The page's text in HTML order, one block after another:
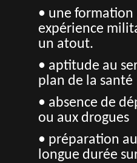
• une
expérience
un atout.
• aptitude au
plan de la santé
• absence de
ou aux drogues
• préparation
longue durée